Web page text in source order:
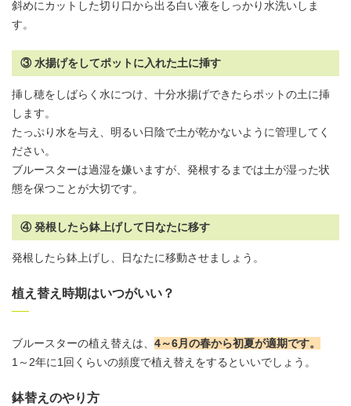
斜めにカットした切り口から出る白い液をしっかり水洗いしま
す。
③ 水揚げをしてポットに入れた土に挿す
挿し穂をしばらく水につけ、十分水揚げできたらポットの土に挿
します。
たっぷり水を与え、明るい日陰で土が乾かないように管理してく
ださい。
ブルースターは過湿を嫌いますが、発根するまでは土が湿った状
態を保つことが大切です。
④ 発根したら鉢上げして日なたに移す
発根したら鉢上げし、日なたに移動させましょう。
植え替え時期はいつがいい？
ブルースターの植え替えは、 4～6月の春から初夏が適期です。
1～2年に1回くらいの頻度で植え替えをするといいでしょう。
鉢替えのやり方